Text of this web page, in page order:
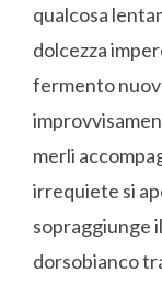
qualcosa
dolcezza
fermento
merli
irrequiete si
sopraggiunge
dorsobianco